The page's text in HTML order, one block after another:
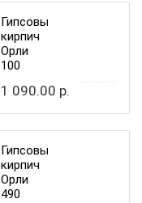
Гипсовый
кирпич
Орли
100
1 090.00 р.
Гипсовый
кирпич
Орли
490